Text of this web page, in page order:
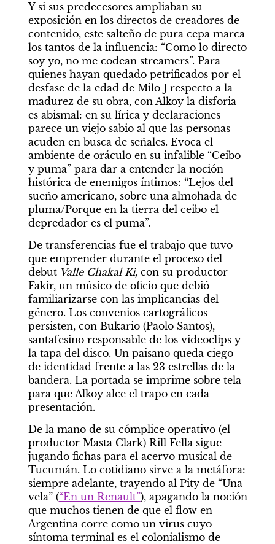
Y si sus predecesores ampliaban su
exposición en los directos de creadores de
contenido, este salteño de pura cepa marca
los tantos de la influencia: “Como lo directo
soy yo, no me codean streamers”. Para
quienes hayan quedado petrificados por el
desfase de la edad de Milo J respecto a la
madurez de su obra, con Alkoy la disforia
es abismal: en su lírica y declaraciones
parece un viejo sabio al que las personas
acuden en busca de señales. Evoca el
ambiente de oráculo en su infalible “Ceibo
y puma” para dar a entender la noción
histórica de enemigos íntimos: “Lejos del
sueño americano, sobre una almohada de
pluma/Porque en la tierra del ceibo el
depredador es el puma”.
De transferencias fue el trabajo que tuvo
que emprender durante el proceso del
debut Valle Chakal Ki, con su productor
Fakir, un músico de oficio que debió
familiarizarse con las implicancias del
género. Los convenios cartográficos
persisten, con Bukario (Paolo Santos),
santafesino responsable de los videoclips y
la tapa del disco. Un paisano queda ciego
de identidad frente a las 23 estrellas de la
bandera. La portada se imprime sobre tela
para que Alkoy alce el trapo en cada
presentación.
De la mano de su cómplice operativo (el
productor Masta Clark) Rill Fella sigue
jugando fichas para el acervo musical de
Tucumán. Lo cotidiano sirve a la metáfora:
siempre adelante, trayendo al Pity de “Una
vela” (“En un Renault”), apagando la noción
que muchos tienen de que el flow en
Argentina corre como un virus cuyo
síntoma terminal es el colonialismo de